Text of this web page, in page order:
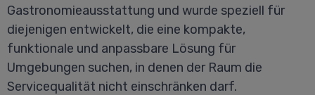
Gastronomieausstattung und wurde speziell für
diejenigen entwickelt, die eine kompakte,
funktionale und anpassbare Lösung für
Umgebungen suchen, in denen der Raum die
Servicequalität nicht einschränken darf.